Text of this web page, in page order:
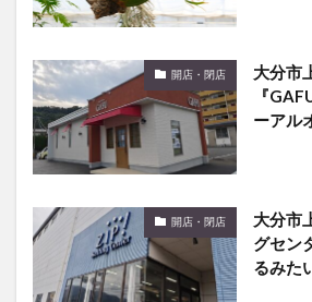
開店・閉店
大分市
『
ーアル
開店・閉店
大分市
グセン
るみた